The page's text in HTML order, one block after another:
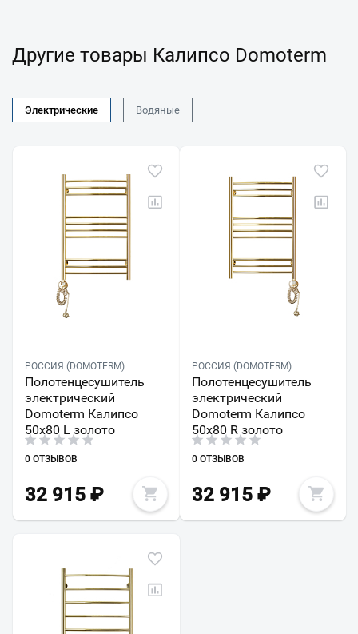
Другие товары Калипсо Domoterm
Электрические Водяные
РОССИЯ (DOMOTERM)
Полотенцесушитель
электрический
Domoterm Калипсо
50х80 L золото
0 ОТЗЫВОВ
32 915 ₽
РОССИЯ (DOMOTERM)
Полотенцесушитель
электрический
Domoterm Калипсо
50х80 R золото
0 ОТЗЫВОВ
32 915₽